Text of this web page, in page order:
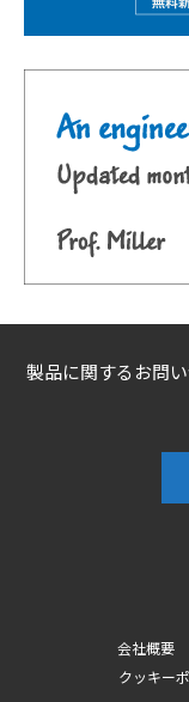
製品に関するお問
会社概要
クッキー